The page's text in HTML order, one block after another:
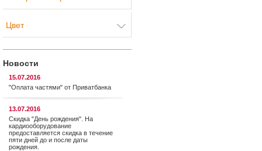
Цвет
Новости
15.07.2016
"Оплата частями" от Приватбанка
13.07.2016
Скидка "День рождения". На
кардиооборудование
предоставляется cкидка в течение
пяти дней до и после даты
рождения.